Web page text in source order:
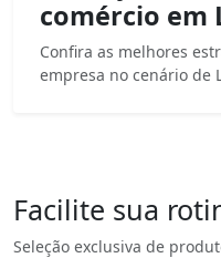
comércio em
Confira as melhores
empresa no cenário de
Facilite sua
Seleção exclusiva de